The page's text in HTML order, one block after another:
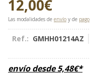
12,00€
Las modalidades de envío y de pago
Ref.: GMHH01214AZ
envío desde5,48€*